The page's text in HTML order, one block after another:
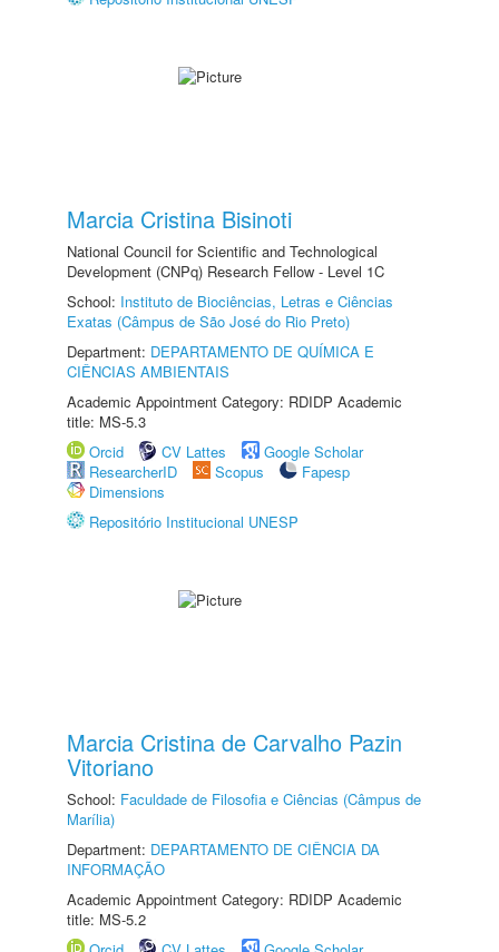
Marcia Cristina Bisinoti
National Council for Scientific and Technological
Development (CNPq) Research Fellow - Level 1C
School: Instituto de Biociências, Letras e Ciências
Exatas (Câmpus de São José do Rio Preto)
Department: DEPARTAMENTO DE QUÍMICA E
CIÊNCIAS AMBIENTAIS
Academic Appointment Category: RDIDP Academic
title: MS-5.3
Orcid
CV Lattes
Google Scholar
ResearcherID
Scopus
Fapesp
Dimensions
Repositório Institucional UNESP
Marcia Cristina de Carvalho Pazin
Vitoriano
School: Faculdade de Filosofia e Ciências (Câmpus de
Marília)
Department: DEPARTAMENTO DE CIÊNCIA DA
INFORMAÇÃO
Academic Appointment Category: RDIDP Academic
title: MS-5.2